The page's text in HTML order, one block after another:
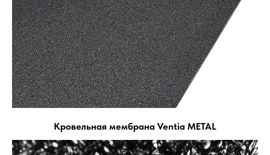
Кровельная мембрана Ventia METAL